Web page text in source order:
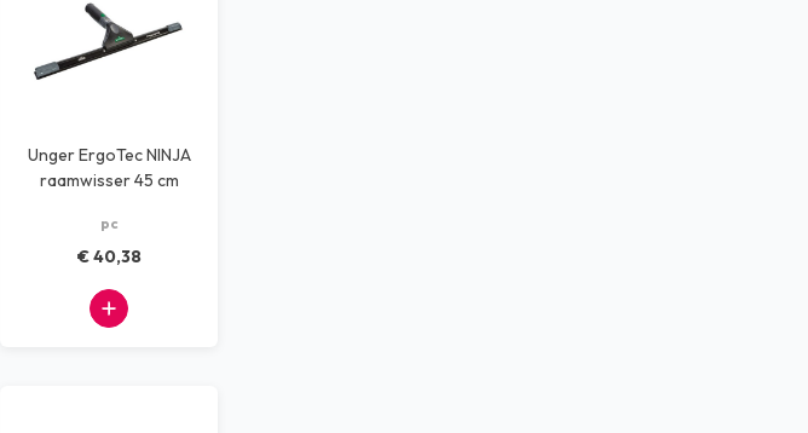
Unger ErgoTec NINJA
raamwisser 45 cm
pc
€ 40,38